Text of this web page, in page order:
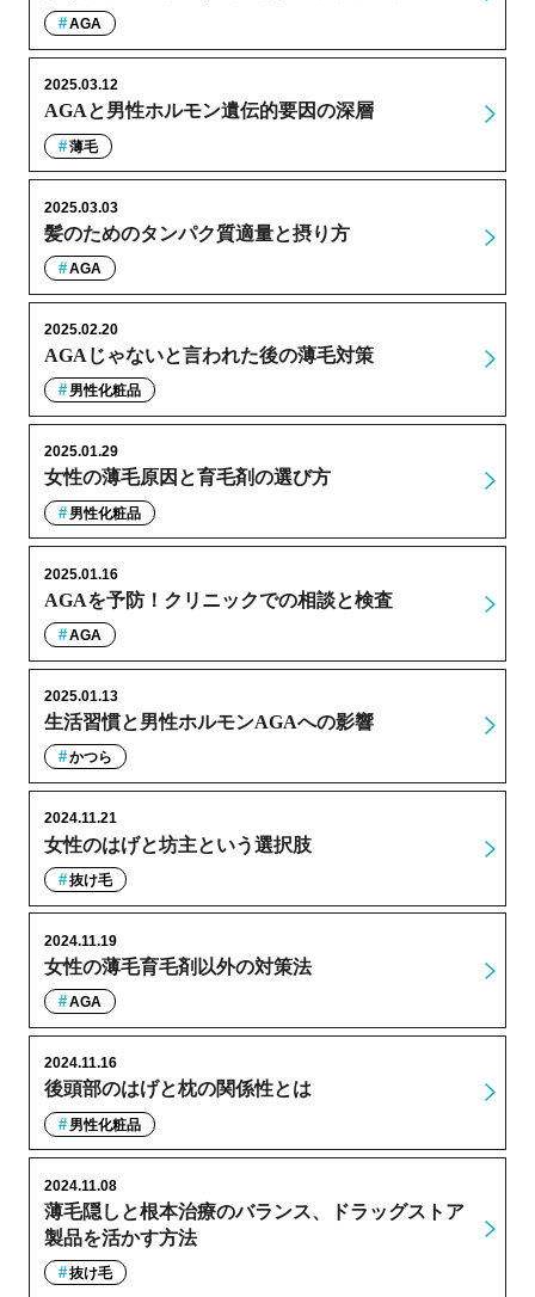
AGA
AGAと男性ホルモン遺伝的要因の深層
2025.03.12
薄毛
髪のためのタンパク質適量と摂り方
2025.03.03
AGA
AGAじゃないと言われた後の薄毛対策
2025.02.20
男性化粧品
女性の薄毛原因と育毛剤の選び方
2025.01.29
男性化粧品
AGAを予防！クリニックでの相談と検査
2025.01.16
AGA
生活習慣と男性ホルモンAGAへの影響
2025.01.13
かつら
女性のはげと坊主という選択肢
2024.11.21
抜け毛
女性の薄毛育毛剤以外の対策法
2024.11.19
AGA
後頭部のはげと枕の関係性とは
2024.11.16
男性化粧品
薄毛隠しと根本治療のバランス、ドラッグストア
製品を活かす方法
2024.11.08
抜け毛